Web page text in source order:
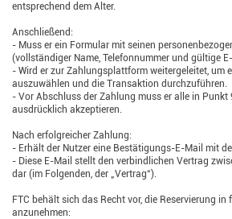
entsprechend dem Alter.
Anschließend:
- Muss er ein Formular mit seinen
(vollständiger Name, Telefonnummer und gültige
- Wird er zur Zahlungsplattform weitergeleitet, um
auszuwählen und die Transaktion durchzuführen.
- Vor Abschluss der Zahlung muss er alle in
ausdrücklich akzeptieren.
Nach erfolgreicher Zahlung:
- Erhält der Nutzer eine Bestätigungs-E-Mail mit
- Diese E-Mail stellt den verbindlichen Vertrag
dar (im Folgenden, der „Vertrag“).
FTC behält sich das Recht vor, die Reservierung
anzunehmen: